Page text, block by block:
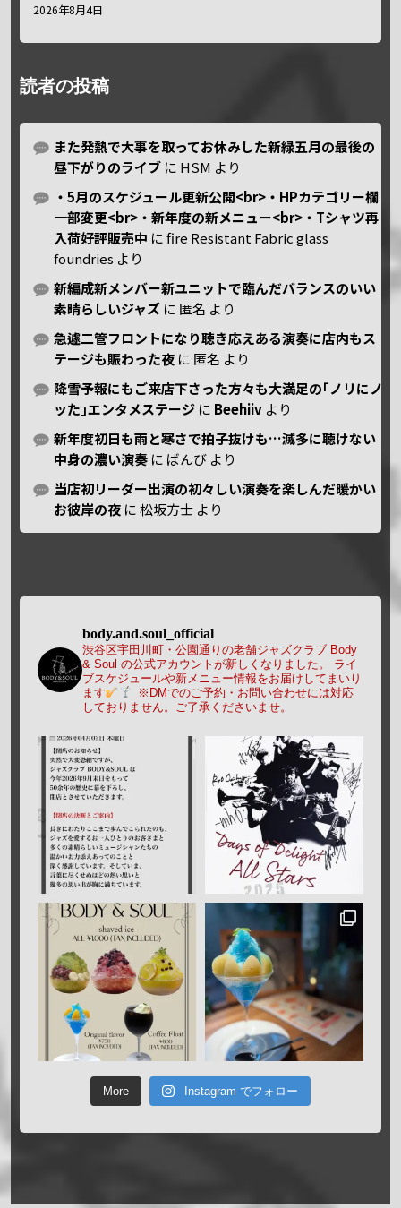
2026年8月4日
読者の投稿
また発熱で大事を取ってお休みした新緑五月の最後の
昼下がりのライブ に HSM より
・5月のスケジュール更新公開<br>・HPカテゴリー欄
一部変更<br>・新年度の新メニュー<br>・Tシャツ再
入荷好評販売中 にfire Resistant Fabric glass
foundries より
新編成新メンバー新ユニットで臨んだバランスのいい
素晴らしいジャズ に 匿名 より
急遽二管フロントになり聴き応えある演奏に店内もス
テージも賑わった夜 に 匿名 より
降雪予報にもご来店下さった方々も大満足の｢ノリにノ
ッた｣エンタメステージ に Beehiiv より
新年度初日も雨と寒さで拍子抜けも…滅多に聴けない
中身の濃い演奏 に ばんび より
当店初リーダー出演の初々しい演奏を楽しんだ暖かい
お彼岸の夜 に松坂方士 より
body.and.soul_official
渋谷区宇田川町・公園通りの老舗ジャズクラブ Body
& Soul の公式アカウントが新しくなりました。
ライ
ブスケジュールや新メニュー情報をお届けしてまいり
ます
※DMでのご予約・お問い合わせには対応
しておりません。ご了承くださいませ。
More Instagram でフォロー